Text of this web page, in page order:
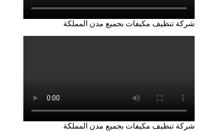
شركة تنظيف مكيفات بجميع مدن المملكة
شركة تنظيف مكيفات بجميع مدن المملكة